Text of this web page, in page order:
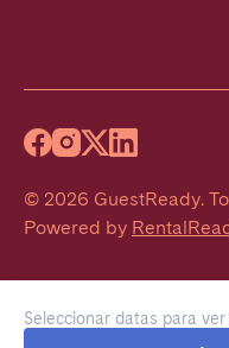
Seleccionar datas para
© 2026 GuestReady.
Powered by